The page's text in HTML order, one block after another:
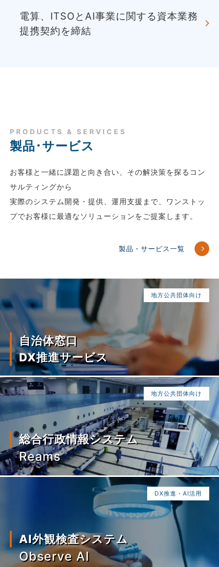
電算、ITSOとAI事業に関する資本業務
提携契約を締結
PRODUCTS & SERVICES
製品･サービス
お客様と一緒に課題と向き合い、その解決策を探るコン
サルティングから
実際のシステム開発・提供、運用支援まで、ワンストッ
プでお客様に最適な ソリューションをご提案します。
製品・サービス一覧
地方公共団体向け
自治体窓口
DX推進サービス
地方公共団体向け
総合行政情報システム
Reams
DX推進・AI活用
AI外観検査システム
Observe AI